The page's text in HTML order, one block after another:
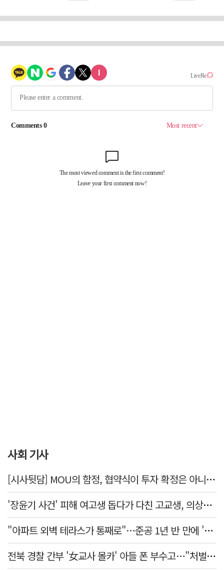
사회 기사
[시사뒷담] MOU의 함정, 협약식이 투자 확정은 아니긴 해
'장윤기 사건' 피해 여고생 돕다가 다친 고교생, 의상자 인정
"아파트 외벽 테라스가 통째로"…준공 1년 반 만에 '아찔 사고'
전북 경찰 간부 '女교사 몰카' 아들 폰 부수고…"처벌 못하는 사안" 내부망에 글